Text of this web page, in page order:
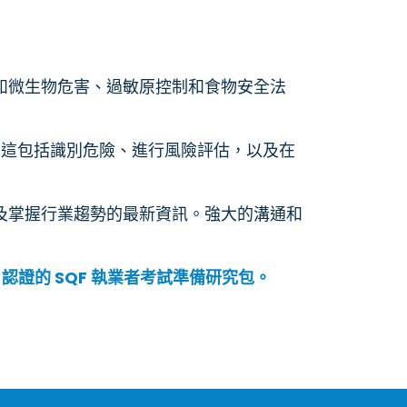
生物危害、過敏原控制和食物安全法
包括識別危險、進行風險評估，以及在
握行業趨勢的最新資訊。強大的溝通和
認證的 SQF 執業者考試準備研究包。